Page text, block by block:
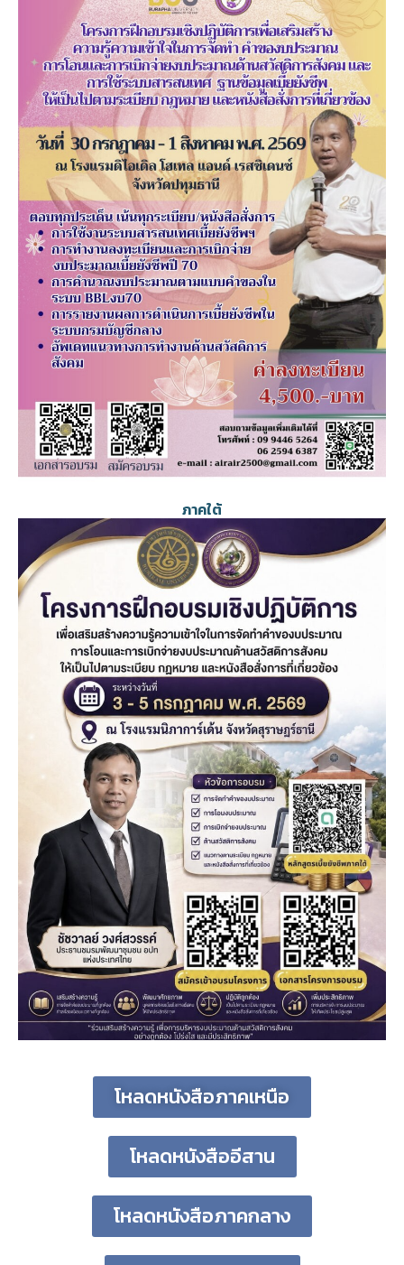
ภาคใต้
โหลดหนังสือภาคเหนือ
โหลดหนังสืออีสาน
โหลดหนังสือภาคกลาง